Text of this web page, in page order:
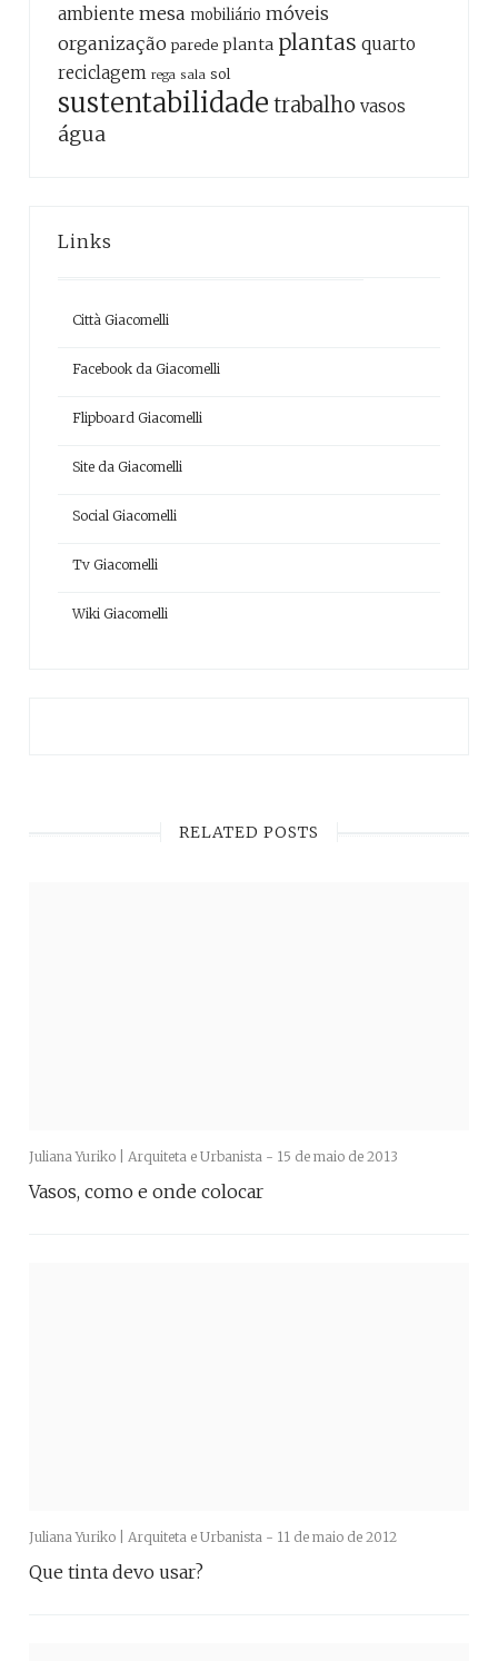
ambiente mesa mobiliário móveis
organização parede planta plantas quarto
reciclagem rega sala sol
sustentabilidade trabalho vasos
água
Links
Città Giacomelli
Facebook da Giacomelli
Flipboard Giacomelli
Site da Giacomelli
Social Giacomelli
Tv Giacomelli
Wiki Giacomelli
RELATED POSTS
Juliana Yuriko | Arquiteta e Urbanista - 15 de maio de 2013
Vasos, como e onde colocar
Juliana Yuriko | Arquiteta e Urbanista - 11 de maio de 2012
Que tinta devo usar?